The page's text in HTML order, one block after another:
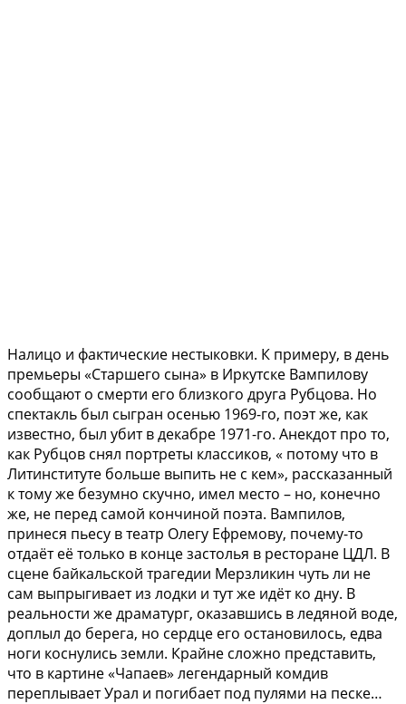
Налицо и фактические нестыковки. К примеру, в день
премьеры «Старшего сына» в Иркутске Вампилову
сообщают о смерти его близкого друга Рубцова. Но
спектакль был сыгран осенью 1969-го, поэт же, как
известно, был убит в декабре 1971-го. Анекдот про то,
как Рубцов снял портреты классиков, « потому что в
Литинституте больше выпить не с кем», рассказанный
к тому же безумно скучно, имел место – но, конечно
же, не перед самой кончиной поэта. Вампилов,
принеся пьесу в театр Олегу Ефремову, почему-то
отдаёт её только в конце застолья в ресторане ЦДЛ. В
сцене байкальской трагедии Мерзликин чуть ли не
сам выпрыгивает из лодки и тут же идёт ко дну. В
реальности же драматург, оказавшись в ледяной воде,
доплыл до берега, но сердце его остановилось, едва
ноги коснулись земли. Крайне сложно представить,
что в картине «Чапаев» легендарный комдив
переплывает Урал и погибает под пулями на песке…